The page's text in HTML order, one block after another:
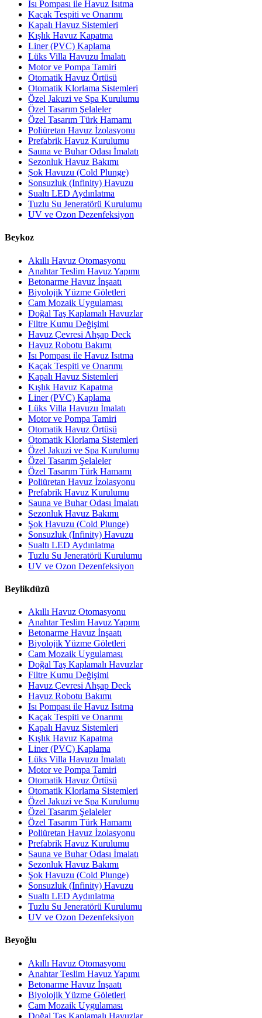
Isı Pompası ile Havuz Isıtma
Kaçak Tespiti ve Onarımı
Kapalı Havuz Sistemleri
Kışlık Havuz Kapatma
Liner (PVC) Kaplama
Lüks Villa Havuzu İmalatı
Motor ve Pompa Tamiri
Otomatik Havuz Örtüsü
Otomatik Klorlama Sistemleri
Özel Jakuzi ve Spa Kurulumu
Özel Tasarım Şelaleler
Özel Tasarım Türk Hamamı
Poliüretan Havuz İzolasyonu
Prefabrik Havuz Kurulumu
Sauna ve Buhar Odası İmalatı
Sezonluk Havuz Bakımı
Şok Havuzu (Cold Plunge)
Sonsuzluk (Infinity) Havuzu
Sualtı LED Aydınlatma
Tuzlu Su Jeneratörü Kurulumu
UV ve Ozon Dezenfeksiyon
Beykoz
Akıllı Havuz Otomasyonu
Anahtar Teslim Havuz Yapımı
Betonarme Havuz İnşaatı
Biyolojik Yüzme Göletleri
Cam Mozaik Uygulaması
Doğal Taş Kaplamalı Havuzlar
Filtre Kumu Değişimi
Havuz Çevresi Ahşap Deck
Havuz Robotu Bakımı
Isı Pompası ile Havuz Isıtma
Kaçak Tespiti ve Onarımı
Kapalı Havuz Sistemleri
Kışlık Havuz Kapatma
Liner (PVC) Kaplama
Lüks Villa Havuzu İmalatı
Motor ve Pompa Tamiri
Otomatik Havuz Örtüsü
Otomatik Klorlama Sistemleri
Özel Jakuzi ve Spa Kurulumu
Özel Tasarım Şelaleler
Özel Tasarım Türk Hamamı
Poliüretan Havuz İzolasyonu
Prefabrik Havuz Kurulumu
Sauna ve Buhar Odası İmalatı
Sezonluk Havuz Bakımı
Şok Havuzu (Cold Plunge)
Sonsuzluk (Infinity) Havuzu
Sualtı LED Aydınlatma
Tuzlu Su Jeneratörü Kurulumu
UV ve Ozon Dezenfeksiyon
Beylikdüzü
Akıllı Havuz Otomasyonu
Anahtar Teslim Havuz Yapımı
Betonarme Havuz İnşaatı
Biyolojik Yüzme Göletleri
Cam Mozaik Uygulaması
Doğal Taş Kaplamalı Havuzlar
Filtre Kumu Değişimi
Havuz Çevresi Ahşap Deck
Havuz Robotu Bakımı
Isı Pompası ile Havuz Isıtma
Kaçak Tespiti ve Onarımı
Kapalı Havuz Sistemleri
Kışlık Havuz Kapatma
Liner (PVC) Kaplama
Lüks Villa Havuzu İmalatı
Motor ve Pompa Tamiri
Otomatik Havuz Örtüsü
Otomatik Klorlama Sistemleri
Özel Jakuzi ve Spa Kurulumu
Özel Tasarım Şelaleler
Özel Tasarım Türk Hamamı
Poliüretan Havuz İzolasyonu
Prefabrik Havuz Kurulumu
Sauna ve Buhar Odası İmalatı
Sezonluk Havuz Bakımı
Şok Havuzu (Cold Plunge)
Sonsuzluk (Infinity) Havuzu
Sualtı LED Aydınlatma
Tuzlu Su Jeneratörü Kurulumu
UV ve Ozon Dezenfeksiyon
Beyoğlu
Akıllı Havuz Otomasyonu
Anahtar Teslim Havuz Yapımı
Betonarme Havuz İnşaatı
Biyolojik Yüzme Göletleri
Cam Mozaik Uygulaması
Doğal Taş Kaplamalı Havuzlar